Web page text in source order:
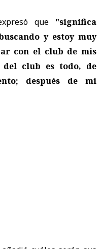
que "significa
y estoy muy
con el club de mis
club es todo, de
después de mi